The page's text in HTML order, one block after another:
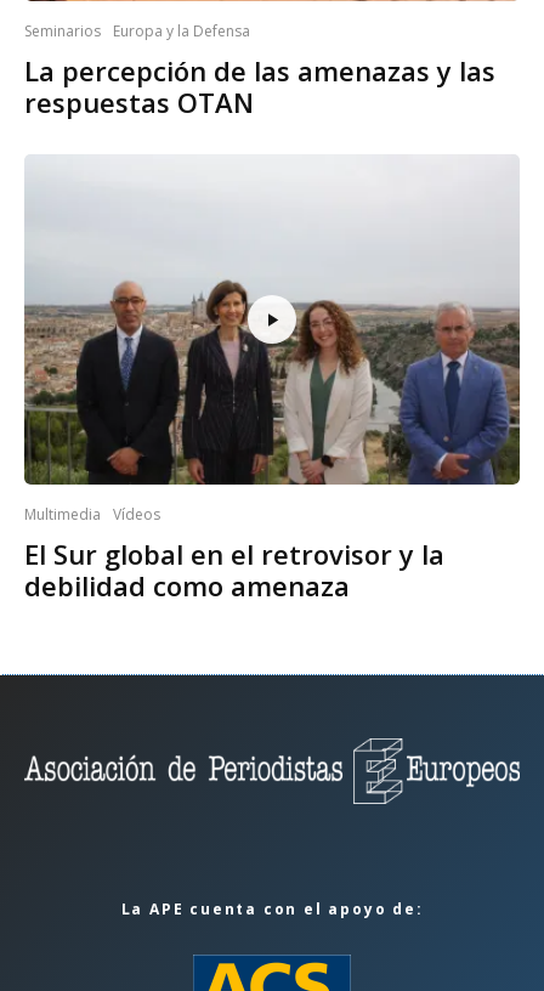
Seminarios Europa y la Defensa
La percepción de las amenazas y las
respuestas OTAN
Multimedia Vídeos
El Sur global en el retrovisor y la
debilidad como amenaza
La APE cuenta con el apoyo de: